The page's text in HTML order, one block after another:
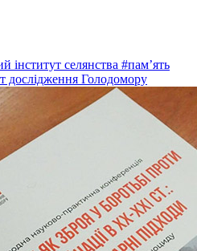
інститут селянства #пам’ять
дослідження Голодомору